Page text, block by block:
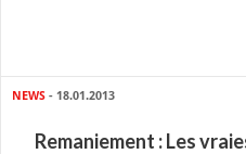
NEWS - 18.01.2013
Remaniement : Les